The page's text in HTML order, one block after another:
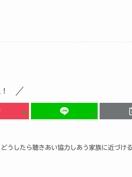
どうしたら聴きあい協力しあう家族に近づけ